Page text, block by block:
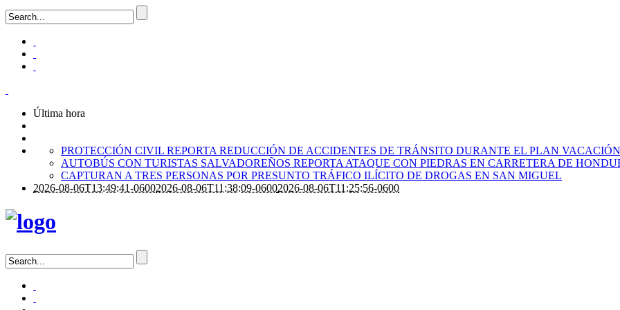
Última hora
PROTECCIÓN CIVIL REPORTA REDUCCIÓN DE ACCIDENTES DE TRÁNSITO DURANTE EL PLAN
AUTOBÚS CON TURISTAS SALVADOREÑOS REPORTA ATAQUE CON PIEDRAS EN CARRETERA DE
CAPTURAN A TRES PERSONAS POR PRESUNTO TRÁFICO ILÍCITO DE DROGAS EN SAN MIGUEL
2026-08-06T13:49:41-06002026-08-06T11:38:09-06002026-08-06T11:25:56-0600